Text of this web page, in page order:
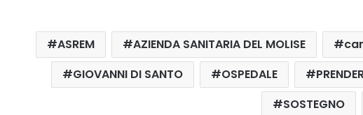
ASREM AZIENDA SANITARIA DEL MOLISE
GIOVANNI DI SANTO
OSPEDALE
SOSTEGNO